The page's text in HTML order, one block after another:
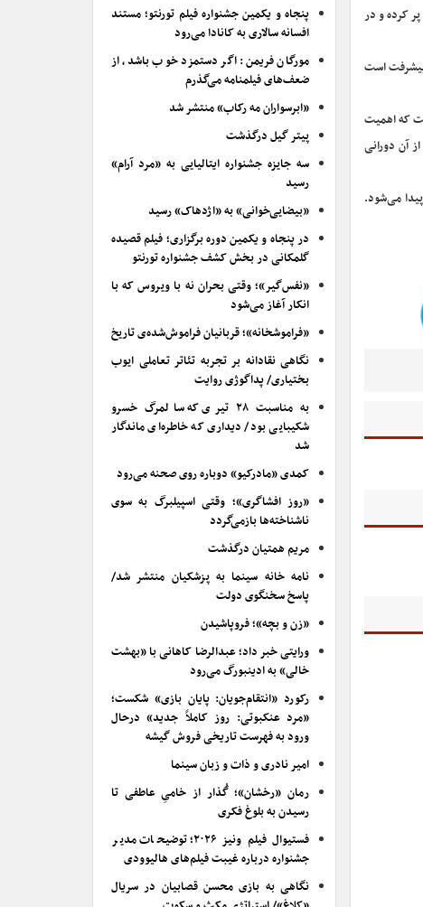
کرده و در
است
که اهمیت
آن دورانی
می‌شود.
پنجاه و یکمین جشنواره فیلم تورنتو؛ مستند
افسانه سالاری به کانادا می‌رود
مورگان فریمن: اگر دستمزد خوب باشد، از
ضعف‌های فیلمنامه می‌گذرم
«ابرسواران مه رکاب» منتشر شد
پیتر گیل درگذشت
سه جایزه جشنواره ایتالیایی به «مرد آرام»
رسید
«بیضایی‌خوانی» به «اژدهاک» رسید
در پنجاه و یکمین دوره برگزاری؛ فیلم قصیده
گلمکانی در بخش کشف جشنواره تورنتو
«نفس‌گیر»؛ وقتی بحران نه با ویروس که با
انکار آغاز می‌شود
«فراموشخانه»؛ قربانیان فراموش‌شده‌ی تاریخ
نگاهی نقادانه بر تجربه تئاتر تعاملی ایوب
بختیاری/ پداگوژی روایت
به مناسبت ۲۸ تیری که سالمرگ خسرو
شکیبایی بود/ دیداری که خاطره‌ای ماندگار
شد
کمدی «مادرکیو» دوباره روی صحنه می‌رود
«روز افشاگری»؛ وقتی اسپیلبرگ به سوی
ناشناخته‌ها بازمی‌گردد
مریم همتیان درگذشت
نامه خانه سینما به پزشکیان منتشر شد/
پاسخ سخنگوی دولت
«زن و بچه»؛ فروپاشیدن
ورایتی خبر داد؛ عبدالرضا کاهانی با «بهشت
خالی» به ادینبورگ می‌رود
رکورد «انتقام‌جویان: پایان بازی» شکست؛
«مرد عنکبوتی: روز کاملاً جدید» درحال
ورود به فهرست تاریخی فروش گیشه
امیر نادری و ذات و زبان سینما
رمان «رخشان»؛ گُذار از خامیِ عاطفی تا
رسیدن به بلوغ فکری
فستیوال فیلم ونیز ۲۰۲۶؛ توضیحات مدیر
جشنواره درباره غیبت فیلم‌های هالیوودی
نگاهی به بازی محسن قصابیان در سریال